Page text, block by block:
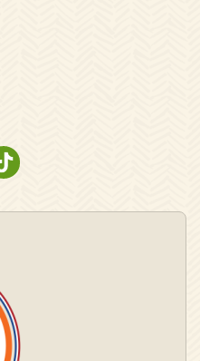
OP PINTEREST
OP YOUTUBE
NATURESCANNER OP TIKTOK